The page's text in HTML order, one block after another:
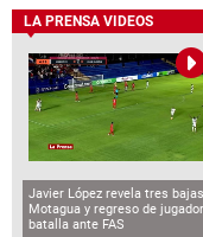
LA PRENSA VIDEOS
Javier López revela tres
Motagua y regreso de
batalla ante FAS